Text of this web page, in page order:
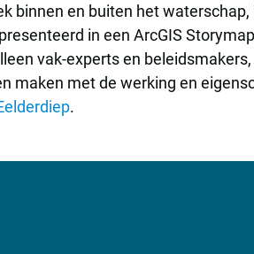
binnen en buiten het waterschap,
in een ArcGIS
vak-experts en
maken met de werking en
.